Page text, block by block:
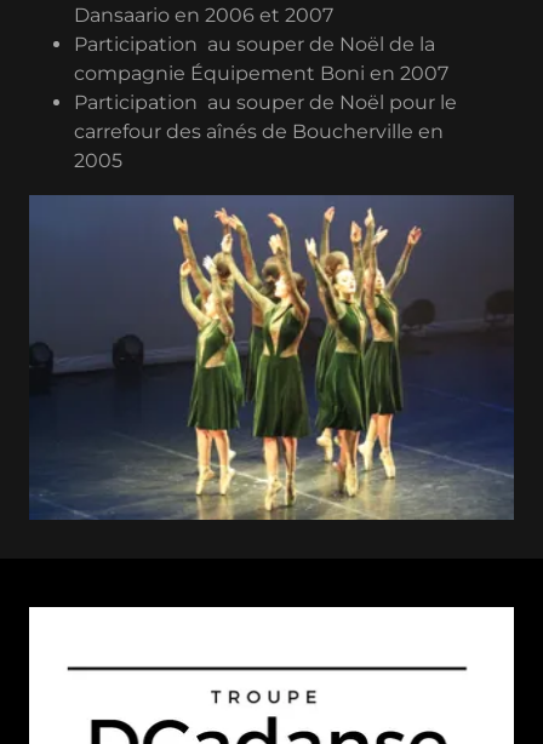
Dansaario en 2006 et 2007
Participation au souper de Noël de la
compagnie Équipement Boni en 2007
Participation au souper de Noël pour le
carrefour des aînés de Boucherville en
2005